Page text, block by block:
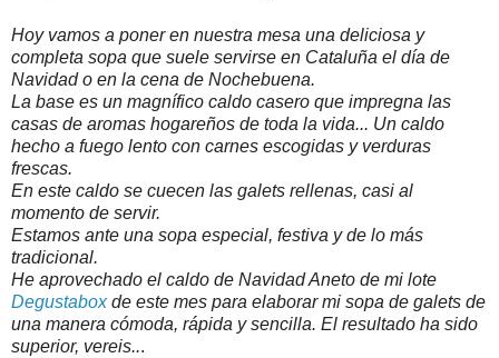
Hoy vamos a poner en nuestra mesa una deliciosa y
completa sopa que suele servirse en Cataluña el día de
Navidad o en la cena de Nochebuena.
La base es un magnífico caldo casero que impregna las
casas de aromas hogareños de toda la vida... Un caldo
hecho a fuego lento con carnes escogidas y verduras
frescas.
En este caldo se cuecen las galets rellenas, casi al
momento de servir.
Estamos ante una sopa especial, festiva y de lo más
tradicional.
He aprovechado el caldo de Navidad Aneto de mi lote
Degustaboxde este mes para elaborar mi sopa de galets de
una manera cómoda, rápida y sencilla. El resultado ha sido
superior, vereis...